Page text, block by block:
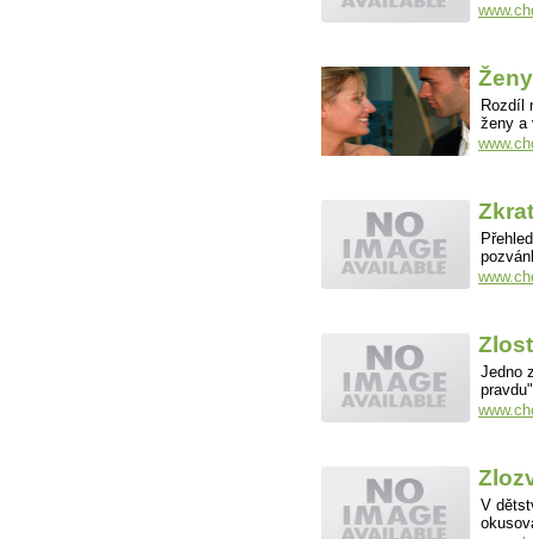
Rozdíl
ženy a
Jedno
V